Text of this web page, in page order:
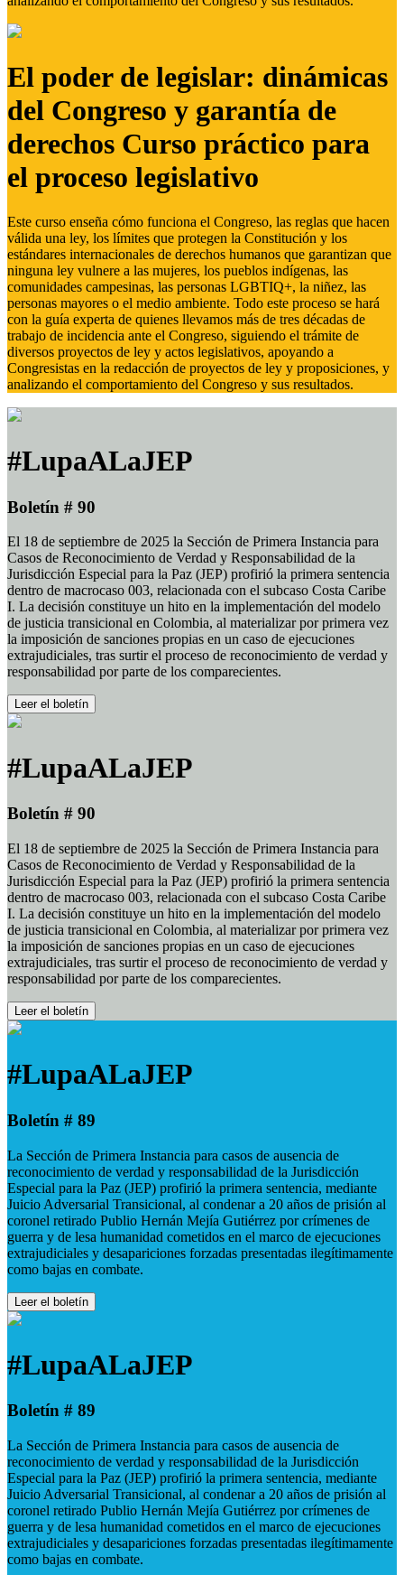
El poder de legislar: dinámicas
del Congreso y garantía de
derechos Curso práctico para
el proceso legislativo
Este curso enseña cómo funciona el Congreso, las reglas que hacen
válida una ley, los límites que protegen la Constitución y los
estándares internacionales de derechos humanos que garantizan que
ninguna ley vulnere a las mujeres, los pueblos indígenas, las
comunidades campesinas, las personas LGBTIQ+, la niñez, las
personas mayores o el medio ambiente. Todo este proceso se hará
con la guía experta de quienes llevamos más de tres décadas de
trabajo de incidencia ante el Congreso, siguiendo el trámite de
diversos proyectos de ley y actos legislativos, apoyando a
Congresistas en la redacción de proyectos de ley y proposiciones, y
analizando el comportamiento del Congreso y sus resultados.
#LupaALaJEP
Boletín # 90
El 18 de septiembre de 2025 la Sección de Primera Instancia para
Casos de Reconocimiento de Verdad y Responsabilidad de la
Jurisdicción Especial para la Paz (JEP) profirió la primera sentencia
dentro de macrocaso 003, relacionada con el subcaso Costa Caribe
I. La decisión constituye un hito en la implementación del modelo
de justicia transicional en Colombia, al materializar por primera vez
la imposición de sanciones propias en un caso de ejecuciones
extrajudiciales, tras surtir el proceso de reconocimiento de verdad y
responsabilidad por parte de los comparecientes.
Leer el boletín
#LupaALaJEP
Boletín # 90
El 18 de septiembre de 2025 la Sección de Primera Instancia para
Casos de Reconocimiento de Verdad y Responsabilidad de la
Jurisdicción Especial para la Paz (JEP) profirió la primera sentencia
dentro de macrocaso 003, relacionada con el subcaso Costa Caribe
I. La decisión constituye un hito en la implementación del modelo
de justicia transicional en Colombia, al materializar por primera vez
la imposición de sanciones propias en un caso de ejecuciones
extrajudiciales, tras surtir el proceso de reconocimiento de verdad y
responsabilidad por parte de los comparecientes.
Leer el boletín
#LupaALaJEP
Boletín # 89
La Sección de Primera Instancia para casos de ausencia de
reconocimiento de verdad y responsabilidad de la Jurisdicción
Especial para la Paz (JEP) profirió la primera sentencia, mediante
Juicio Adversarial Transicional, al condenar a 20 años de prisión al
coronel retirado Publio Hernán Mejía Gutiérrez por crímenes de
guerra y de lesa humanidad cometidos en el marco de ejecuciones
extrajudiciales y desapariciones forzadas presentadas ilegítimamente
como bajas en combate.
Leer el boletín
#LupaALaJEP
Boletín # 89
La Sección de Primera Instancia para casos de ausencia de
reconocimiento de verdad y responsabilidad de la Jurisdicción
Especial para la Paz (JEP) profirió la primera sentencia, mediante
Juicio Adversarial Transicional, al condenar a 20 años de prisión al
coronel retirado Publio Hernán Mejía Gutiérrez por crímenes de
guerra y de lesa humanidad cometidos en el marco de ejecuciones
extrajudiciales y desapariciones forzadas presentadas ilegítimamente
como bajas en combate.